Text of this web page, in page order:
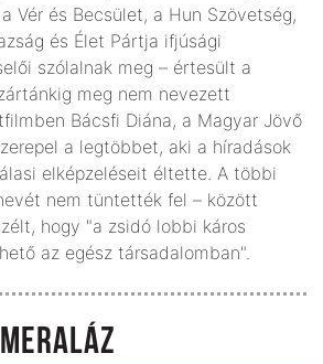
Vér és Becsület, a Hun Szövetség,
és Élet Pártja ifjúsági
szólalnak meg – értesült a
meg nem nevezett
Bácsfi Diána, a Magyar Jövő
a legtöbbet, aki a híradások
elképzeléseit éltette. A többi
nem tüntették fel – között
hogy "a zsidó lobbi káros
az egész társadalomban".